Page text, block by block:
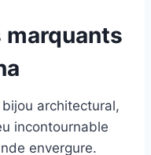
marquants
architectural,
incontournable
envergure.